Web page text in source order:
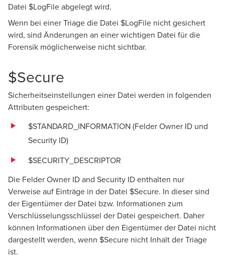
Datei $LogFile abgelegt wird.
Wenn bei einer Triage die Datei $LogFile nicht gesichert
wird, sind Änderungen an einer wichtigen Datei für die
Forensik möglicherweise nicht sichtbar.
$Secure
Sicherheitseinstellungen einer Datei werden in folgenden
Attributen gespeichert:
$STANDARD_INFORMATION (Felder Owner ID und
Security ID)
$SECURITY_DESCRIPTOR
Die Felder Owner ID and Security ID enthalten nur
Verweise auf Einträge in der Datei $Secure. In dieser sind
der Eigentümer der Datei bzw. Informationen zum
Verschlüsselungsschlüssel der Datei gespeichert. Daher
können Informationen über den Eigentümer der Datei nicht
dargestellt werden, wenn $Secure nicht Inhalt der Triage
ist.